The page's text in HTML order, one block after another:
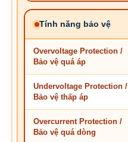
Tính năng bảo vệ
Overvoltage Protection /
Bảo vệ quá áp
Undervoltage Protection /
Bảo vệ thấp áp
Overcurrent Protection /
Bảo vệ quá dòng